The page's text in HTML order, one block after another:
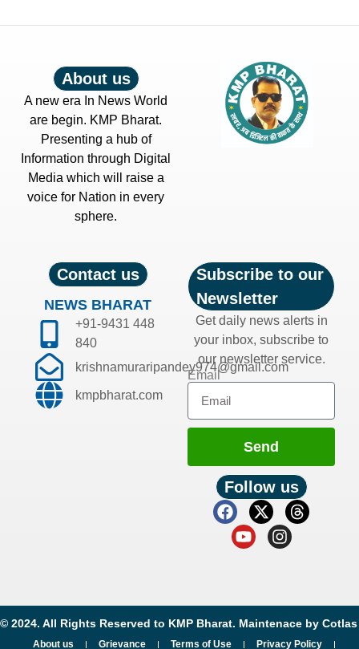
About us
A new era In News World
are begin. KMP Bharat.
Presenting a hub of
Information through Digital
Media which will raise a
voice for Nation in every
sphere.
Contact us
NEWS BHARAT
+91-9431 448
840
krishnamuraripandey974@gmail.com
kmpbharat.com
Subscribe to our
Newsletter
Get daily news alerts in
your inbox, subscribe to
our newsletter service.
Email
Send
Follow us
© 2024. All Rights Reserved to KMP Bharat. Maintenace by Cotlas
About us Grievance Terms of Use Privacy Policy